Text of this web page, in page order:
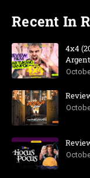
Recent In
4x4